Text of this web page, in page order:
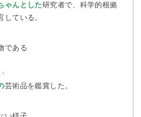
ゃんとした研究者で、科学的根拠
している。
である
芸術品を鑑賞した。